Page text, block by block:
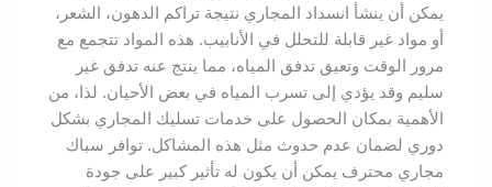
يمكن أن ينشأ انسداد المجاري نتيجة تراكم الدهون، الشعر،
أو مواد غير قابلة للتحلل في الأنابيب. هذه المواد تتجمع مع
مرور الوقت وتعيق تدفق المياه، مما ينتج عنه تدفق غير
سليم وقد يؤدي إلى تسرب المياه في بعض الأحيان. لذا، من
الأهمية بمكان الحصول على خدمات تسليك المجاري بشكل
دوري لضمان عدم حدوث مثل هذه المشاكل. توافر سباك
مجاري محترف يمكن أن يكون له تأثير كبير على جودة